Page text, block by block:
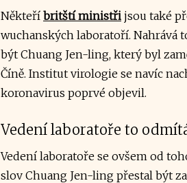
Někteří britští ministři jsou také
wuchanských laboratoří. Nahrává
být Chuang Jen-ling, který byl
Číně. Institut virologie se navíc
koronavirus poprvé objevil.
Vedení laboratoře to
Vedení laboratoře se ovšem od
slov Chuang Jen-ling přestal být